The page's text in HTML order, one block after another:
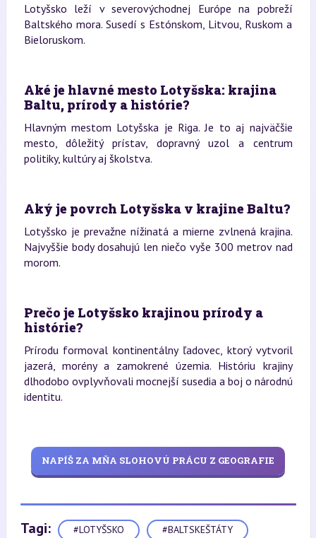
Lotyšsko leží v severovýchodnej Európe na pobreží
Baltského mora. Susedí s Estónskom, Litvou, Ruskom a
Bieloruskom.
Aké je hlavné mesto Lotyšska: krajina
Baltu, prírody a histórie?
Hlavným mestom Lotyšska je Riga. Je to aj najväčšie
mesto, dôležitý prístav, dopravný uzol a centrum
politiky, kultúry aj školstva.
Aký je povrch Lotyšska v krajine Baltu?
Lotyšsko je prevažne nížinatá a mierne zvlnená krajina.
Najvyššie body dosahujú len niečo vyše 300 metrov nad
morom.
Prečo je Lotyšsko krajinou prírody a
histórie?
Prírodu formoval kontinentálny ľadovec, ktorý vytvoril
jazerá, morény a zamokrené územia. Históriu krajiny
dlhodobo ovplyvňovali mocnejší susedia a boj o národnú
identitu.
NAPÍŠ ZA MŇA SLOHOVÚ PRÁCU Z GEOGRAFIE
Tagi: #LOTYŠSKO #BALTSKEŠTÁTY